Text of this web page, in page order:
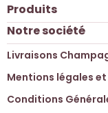
Produits
Notre société
Livraisons
Mentions légales et
Conditions